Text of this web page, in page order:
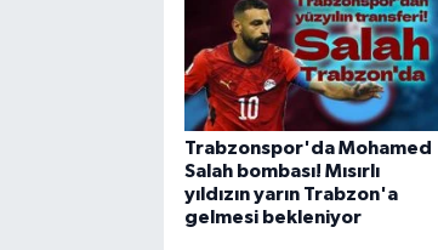
Trabzonspor'da Mohamed
Salah bombası! Mısırlı
yıldızın yarın Trabzon'a
gelmesi bekleniyor